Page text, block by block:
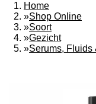
Home
»Shop Online
»Soort
»Gezicht
»Serums, Fluids